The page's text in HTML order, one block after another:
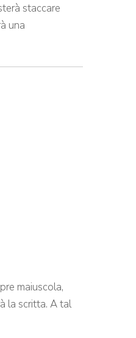
staccare
una
maiuscola,
la scritta. A tal